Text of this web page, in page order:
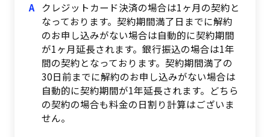
クレジットカード決済の場合は1ヶ月の契約と
なっております。契約期間満了日までに解約
のお申し込みがない場合は自動的に契約期間
が1ヶ月延長されます。銀行振込の場合は1年
間の契約となっております。契約期間満了の
30日前までに解約のお申し込みがない場合は
自動的に契約期間が1年延長されます。どちら
の契約の場合も料金の日割り計算はございま
せん。